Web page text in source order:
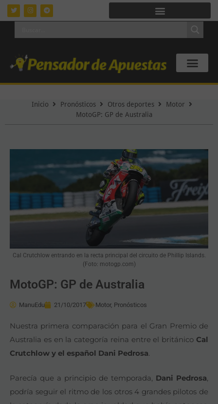
Inicio Pronósticos Otros deportes
Motor
MotoGP: GP de Australia
Cal Crutchlow entrando en la recta principal del circuito de Phillip Islands.
(Foto: motogp.com)
MotoGP: GP de Australia
ManuEdu 21/10/2017 Motor, Pronósticos
Nuestra primera comparación para el Gran Premio de
Australia es en la categoría reina entre el británico Cal
Crutchlow y el español Dani Pedrosa.
Parecía que a principio de temporada, Dani Pedrosa,
podría seguir el ritmo de los otros 4 grandes pilotos de